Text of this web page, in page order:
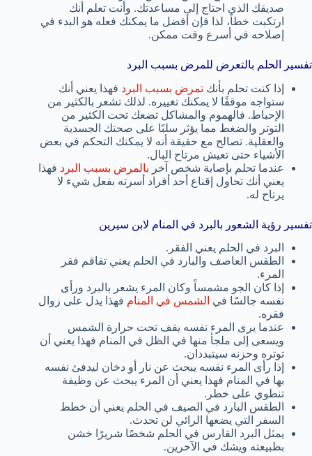
صديقك الذي احتاج إلى مساعدتك. وأنت تعلم أنك
ارتكبت خطأ، لذا فإن أفضل ما يمكنك فعله هو البدء في
إصلاحه في أسرع وقت ممكن.
تفسير الحلم بالتعرض للمرض بسبب البرد
إذا كنت تحلم بأنك تمرض بسبب البرد فهذا يعني أنك
ستواجه موقفًا لا يمكنك تغييره. لذلك تشعر بالكثير من
الإحباط. فالهموم والمشاكل تضعك تحت الكثير من
التوتر والضغط مما يؤثر سلبًا على صحتك الجسدية
والعقلية. تصالح مع حقيقة أنه لا يمكنك التحكم في بعض
الأشياء حتى تعيش مرتاح البال.
عندما تحلم بإصابة شخص آخر بالمرض بسبب البرد فهذا
يعني أنك تحاول إقناع أحد أفراد أسرته بفعل شيء لا
يرتاح له.
تفسير رؤية الشعور بالبرد في المنام لابن سيرين
البرد في الحلم يعني الفقر.
الطقس العاصف والبارد في الحلم يعني تفاقم فقر
المرء.
إذا كان الجو مشمساً وكان المرء يشعر بالبرد ورأى
نفسه جالسًا في الشمس في المنام فهذا يدل على زوال
فقره.
عندما يرى المرء نفسه يقف تحت حرارة الشمس
ويسعى إلى ملجأ منها في الظل في المنام فهذا يعني أن
توتره وحزنه سيتبددان.
إذا رأى المرء نفسه يبحث عن نار أو دخان ليدفئ نفسه
بها في المنام فهذا يعني أن المرء يبحث عن وظيفة
تنطوي على خطر.
الطقس البارد في الصيف في الحلم يعني أن خطط
السفر التي يضعها الرائي لن تحدث.
يمثل البرد القارس في الحلم شخصًا شريرًا خشن
بطبيعته ويشك في الآخرين.